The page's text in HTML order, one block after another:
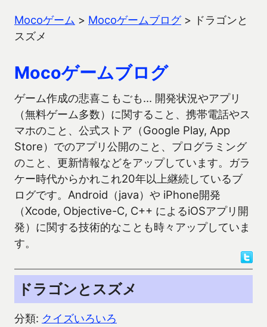
Mocoゲーム > Mocoゲームブログ> ドラゴンと
スズメ
Mocoゲームブログ
ゲーム作成の悲喜こもごも… 開発状況やアプリ
（無料ゲーム多数）に関すること、携帯電話やス
マホのこと、公式ストア（Google Play, App
Store）でのアプリ公開のこと、プログラミング
のこと、更新情報などをアップしています。ガラ
ケー時代からかれこれ20年以上継続しているブ
ログです。Android（java）や iPhone開発
（Xcode, Objective-C, C++ によるiOSアプリ開
発）に関する技術的なことも時々アップしていま
す。
ドラゴンとスズメ
分類: クイズいろいろ